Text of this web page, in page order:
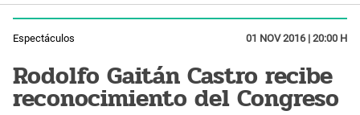
Espectáculos 01 NOV 2016 | 20:00 H
Rodolfo Gaitán Castro recibe
reconocimiento del Congreso